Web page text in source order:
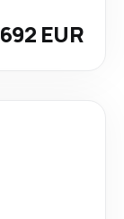
692 EUR